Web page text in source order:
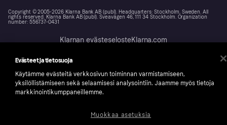
Copyright © 2005-2026 Klarna Bank AB (publ). Headquarters: Stockholm, Sweden. All
rights reserved. Klarna Bank AB (publ). Sveavägen 46, 111 34 Stockholm. Organization
number: 556737-0431
Klarnan evästeselosteKlarna.com
Evästeet ja tietosuoja
Käytämme evästeitä verkkosivun toiminnan varmistamiseen,
yksilöllistämiseen sekä selaamisesi analysointiin. Jaamme myös tietoja
markkinointikumppaneillemme.
Muokkaa asetuksia